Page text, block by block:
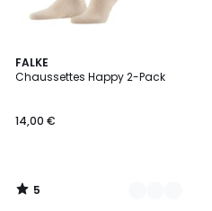
FALKE
Chaussettes Happy 2-Pack
14,00 €
5
/
10
Couleurs
5
/